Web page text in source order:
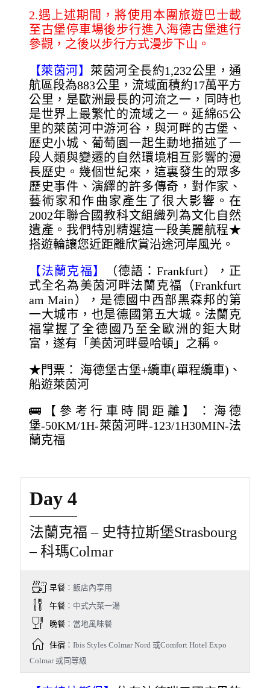
2.遇上述期間，將使用本團旅遊巴士載
至古堡停車場後步行進入海德古堡進行
參觀，之後以步行方式漫步下山。
【萊茵河】 萊茵河全長約1,232公里，通
航區段為883公里，流域面積約17萬平方
公里，是歐洲最長的河流之一，同時也
是世界上最繁忙的流域之一。延綿65公
里的萊茵河中游河谷，與河畔的古堡、
歷史小城、葡萄園一起生動地描述了一
段人類與變遷的自然環境相互影響的漫
長歷史。幾個世紀來，這裏發生的眾多
歷史事件、演繹的許多傳奇，對作家、
藝術家和作曲家產生了很大影響。在
2002年聯合國教科文組織列為文化自然
遺產。我們特別精選這一段美麗航程★
搭遊輪讓您近距離欣賞沿途河岸風光。
【法蘭克福】
（德語：Frankfurt），正
式全名為美茵河畔法蘭克福（Frankfurt
am Main），是德國中西部黑森邦的第
一大城市，也是德國第五大城。法蘭克
福掌握了全德國乃至全歐洲的鉅大財
富，遂有「美茵河畔曼哈頓」之稱。
★門票： 海德堡古堡+纜車(單程纜車)、
船遊萊茵河
🚌【參考行車時間距離】：海德
堡-50KM/1H-萊茵河畔-123/1H30MIN-法
蘭克福
Day 4
法蘭克福 – 史特拉斯堡Strasbourg
– 科瑪Colmar
早餐：飯店內享用
午餐：中式六菜一湯
晚餐：當地風味餐
住宿：Ibis Styles Colmar Nord 或Comfort Hotel Expo
Colmar 或同等級